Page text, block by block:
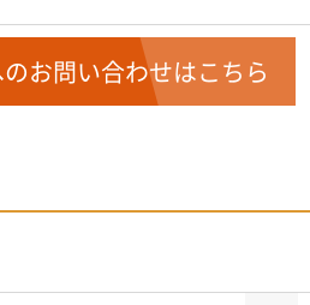
お問い合わせはこちら